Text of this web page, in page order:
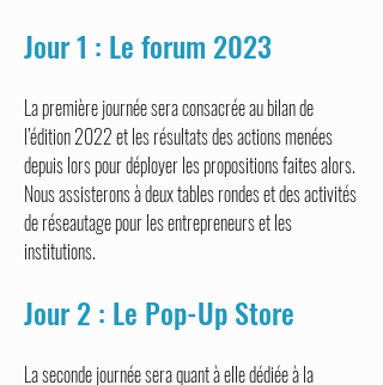
Jour 1 : Le forum 2023
La première journée sera consacrée au bilan de
l’édition 2022 et les résultats des actions menées
depuis lors pour déployer les propositions faites alors.
Nous assisterons à deux tables rondes et des activités
de réseautage pour les entrepreneurs et les
institutions.
Jour 2 : Le Pop-Up Store
La seconde journée sera quant à elle dédiée à la